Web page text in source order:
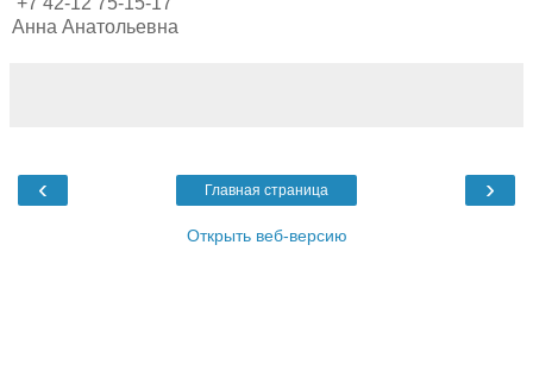
Анна Анатольевна
‹ ›
Главная страница
Открыть веб-версию